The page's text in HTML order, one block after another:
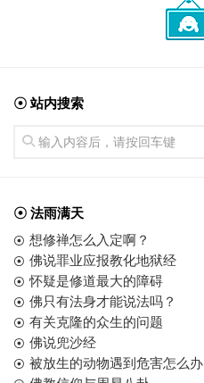
☉ 站内搜索
☉ 法雨满天
想修禅怎么入定啊？
佛说罪业应报教化地狱经
怀疑是修道最大的障碍
佛只有法身才能说法吗？
有关克隆的众生的问题
佛说兜沙经
被放生的动物遇到危害怎么办